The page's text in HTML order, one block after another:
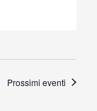
Prossimi eventi